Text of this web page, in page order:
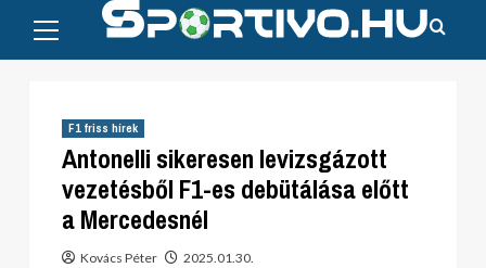
content
Menu
F1 friss hírek
Antonelli sikeresen levizsgázott
vezetésből F1-es debütálása előtt
a Mercedesnél
Kovács Péter 2025.01.30.